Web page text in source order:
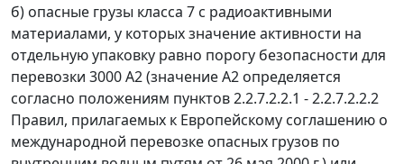
б) опасные грузы класса 7 с радиоактивными
материалами, у которых значение активности на
отдельную упаковку равно порогу безопасности для
перевозки 3000 А2 (значение А2 определяется
согласно положениям пунктов 2.2.7.2.2.1 - 2.2.7.2.2.2
Правил, прилагаемых к Европейскому соглашению о
международной перевозке опасных грузов по